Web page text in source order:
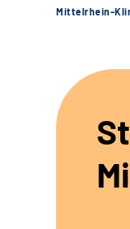
Mittelrhein-